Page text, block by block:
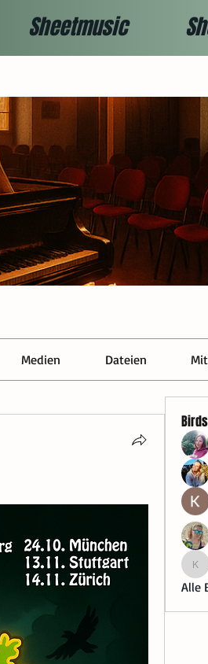
Sheetmusic
Medien Dateien
Birds
Alle